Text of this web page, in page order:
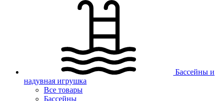
Бассейны и
надувная игрушка
Все товары
Бассейны